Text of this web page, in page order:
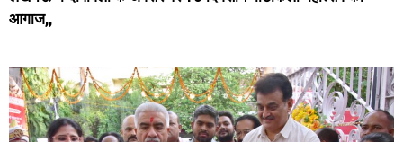
आगाज,,